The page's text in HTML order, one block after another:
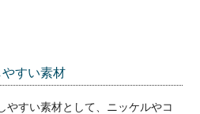
すい素材
やすい素材として、ニッケルやコ